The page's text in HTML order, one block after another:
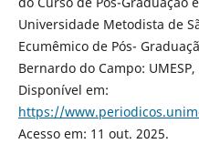
Universidade Metodista de
Ecumêmico de Pós-
Bernardo do Campo:
Disponível em:
https://
Acesso em: 11 out. 2025.